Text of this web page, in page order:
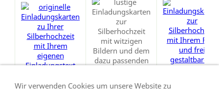
Wir verwenden Cookies um unsere Website zu